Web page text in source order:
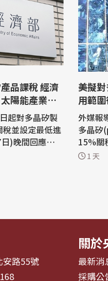
品課稅 經濟
陽能產業衝
起對多晶矽製
並設定最低進
)晚間回應，對
分析，在半導
美擬
用範
外媒報
多晶矽
15%關
傍晚回
1 天
安路55號
關於
最新消
採購公